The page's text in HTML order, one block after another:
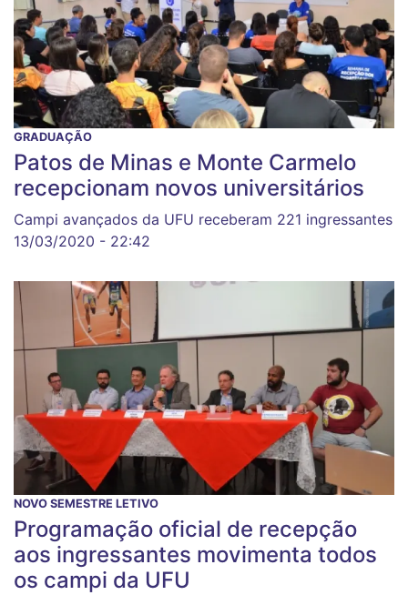
GRADUAÇÃO
Patos de Minas e Monte Carmelo
recepcionam novos universitários
Campi avançados da UFU receberam 221 ingressantes
13/03/2020 - 22:42
NOVO SEMESTRE LETIVO
Programação oficial de recepção
aos ingressantes movimenta todos
os campi da UFU